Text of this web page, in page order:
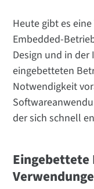
Heute gibt es
Embedded-
Design und in
eingebetteten
Notwendigkeit
der sich schnell
Eingebettete